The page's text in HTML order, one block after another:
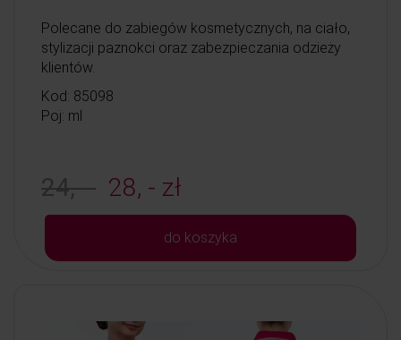
Polecane do zabiegów kosmetycznych, na ciało,
stylizacji paznokci oraz zabezpieczania odzieży
klientów.
Kod: 85098
Poj: ml
24, - 28, - zł
do koszyka